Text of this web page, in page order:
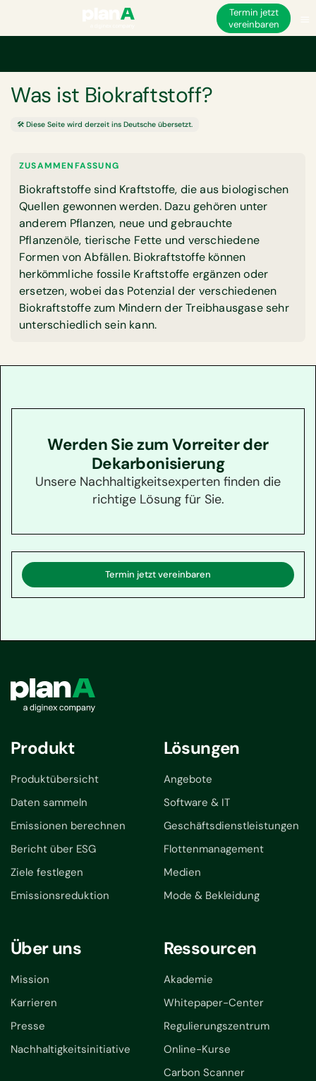
Termin jetzt
vereinbaren
Was ist Biokraftstoff?
🛠️ Diese Seite wird derzeit ins Deutsche übersetzt.
ZUSAMMENFASSUNG
Biokraftstoffe sind Kraftstoffe, die aus biologischen
Quellen gewonnen werden. Dazu gehören unter
anderem Pflanzen, neue und gebrauchte
Pflanzenöle, tierische Fette und verschiedene
Formen von Abfällen. Biokraftstoffe können
herkömmliche fossile Kraftstoffe ergänzen oder
ersetzen, wobei das Potenzial der verschiedenen
Biokraftstoffe zum Mindern der Treibhausgase sehr
unterschiedlich sein kann.
Werden Sie zum Vorreiter der
Dekarbonisierung
Unsere Nachhaltigkeitsexperten finden die
richtige Lösung für Sie.
Termin jetzt vereinbaren
Produkt
Produktübersicht
Daten sammeln
Emissionen berechnen
Bericht über ESG
Ziele festlegen
Emissionsreduktion
Lösungen
Angebote
Software & IT
Geschäftsdienstleistungen
Flottenmanagement
Medien
Mode & Bekleidung
Über uns
Mission
Karrieren
Presse
Nachhaltigkeitsinitiative
Ressourcen
Akademie
Whitepaper-Center
Regulierungszentrum
Online-Kurse
Carbon Scanner